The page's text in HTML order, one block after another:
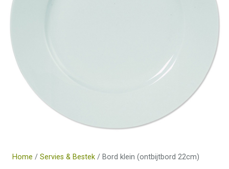
Home / Servies & Bestek / Bord klein (ontbijtbord 22cm)